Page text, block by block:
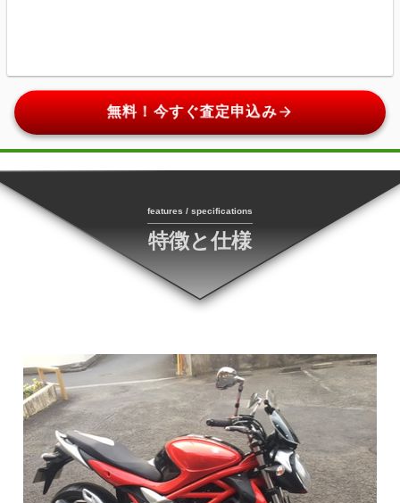
無料！今すぐ査定申込みarrow_forward
features / specifications
特徴と仕様